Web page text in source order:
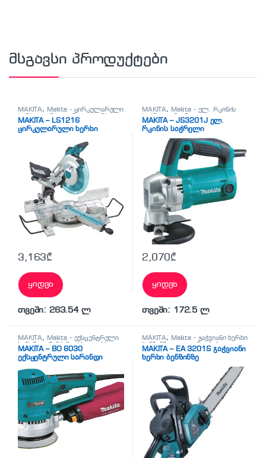
მსგავსი პროდუქტები
MAKITA, Makita - ცირკულარული
ხერხი,ცირკულარული ხერხი
MAKITA – LS1216
ცირკულარული ხერხი
3,163₾
ყიდვა
თვეში: 263.54 ლ
MAKITA, Makita - ელ. რკინის
საჭრელი მაკრატელი
მეტალის საჭრელი მაკრატლები
MAKITA – JS3201J ელ.
რკინის საჭრელი
მაკრატელი
2,070₾
ყიდვა
თვეში: 172.5 ლ
MAKITA, Makita - ექსცენტრული
სარანდი მანქანა,სხვადასხვა
MAKITA – BO 6030
ექსცენტრული სარანდი
MAKITA, Makita - ჯაჭვიანი ხერხი
ბენზინზე
ელ. დრუჟბები
MAKITA – EA 3201S ჯაჭვიანი
ხერხი ბენზინზე